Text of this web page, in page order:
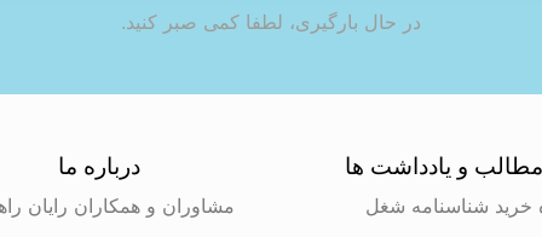
در حال بارگیری، لطفا کمی صبر کنید.
مطالب و یادداشت ها
خرید شناسنامه شغل
درباره ما
مشاوران و همکاران رایان